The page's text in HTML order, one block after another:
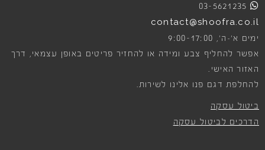
03-5621235
contact@shoofra.co.il
ימים א׳-ה׳, 9:00-17:00
אפשר להחליף צבע ומידה או להחזיר פריטים באופן עצמאי, דרך
האזור האישי.
להחלפת דגם פנו אלינו לשירות.
ביטול עסקה
הדרכים לביטול עסקה